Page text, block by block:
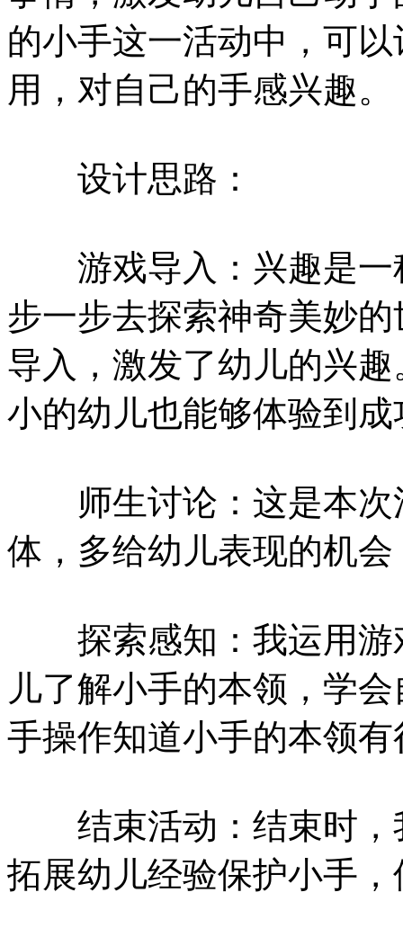
的小手这一活动中，可
用，对自己的手感兴趣。
设计思路：
游戏导入：兴趣是一
步一步去探索神奇美妙
导入，激发了幼儿的兴
小的幼儿也能够体验到
师生讨论：这是本次
体，多给幼儿表现的机
探索感知：我运用游
儿了解小手的本领，学
手操作知道小手的本领有
结束活动：结束时，
拓展幼儿经验保护小手